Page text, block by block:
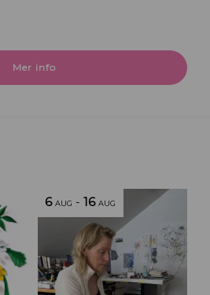
Mer info
6 AUG -16 AUG